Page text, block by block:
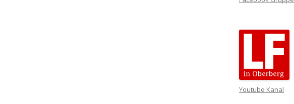
Youtube Kanal